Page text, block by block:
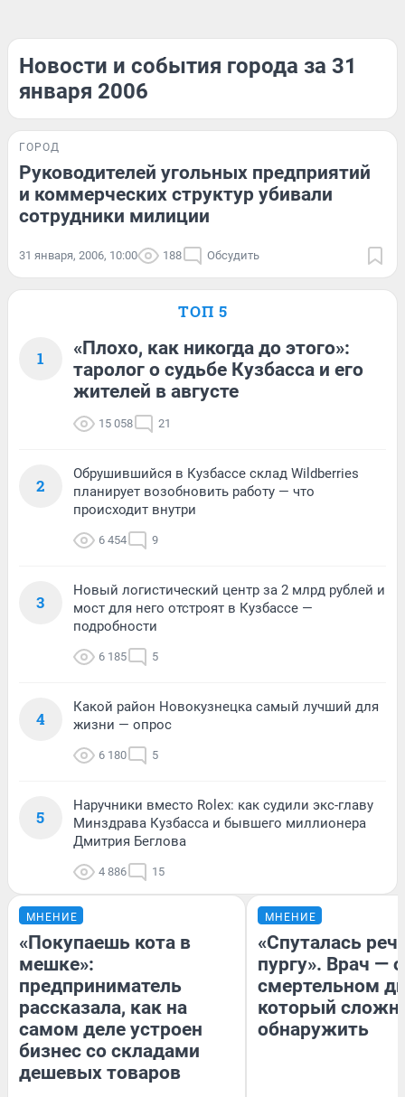
Новости и события города за 31
января 2006
ГОРОД
Руководителей угольных предприятий
и коммерческих структур убивали
сотрудники милиции
31 января, 2006, 10:00 188 Обсудить
ТОП 5
1
«Плохо, как никогда до этого»:
таролог о судьбе Кузбасса и его
жителей в августе
15 058 21
2
Обрушившийся в Кузбассе склад Wildberries
планирует возобновить работу — что
происходит внутри
6 454 9
3
Новый логистический центр за 2 млрд рублей и
мост для него отстроят в Кузбассе —
подробности
6 185 5
4
Какой район Новокузнецка самый лучший для
жизни — опрос
6 180 5
5
Наручники вместо Rolex: как судили экс-главу
Минздрава Кузбасса и бывшего миллионера
Дмитрия Беглова
4 886 15
МНЕНИЕ
«Покупаешь кота в
мешке»:
предприниматель
рассказала, как на
самом деле устроен
бизнес со складами
дешевых товаров
МНЕНИЕ
«Спуталась
пургу». Врач — о
смертельном
который
обнаружить